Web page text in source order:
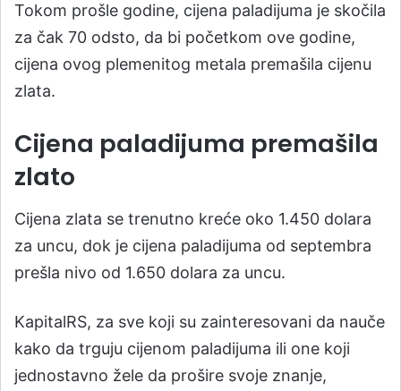
Tokom prošle godine, cijena paladijuma je skočila
za čak 70 odsto, da bi početkom ove godine,
cijena ovog plemenitog metala premašila cijenu
zlata.
Cijena paladijuma premašila
zlato
Cijena zlata se trenutno kreće oko 1.450 dolara
za uncu, dok je cijena paladijuma od septembra
prešla nivo od 1.650 dolara za uncu.
KapitalRS, za sve koji su zainteresovani da nauče
kako da trguju cijenom paladijuma ili one koji
jednostavno žele da prošire svoje znanje,